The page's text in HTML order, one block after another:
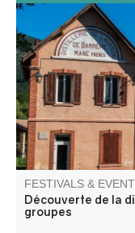
A full day
and local discovery.
FESTIVALS &
Découverte de la
groupes